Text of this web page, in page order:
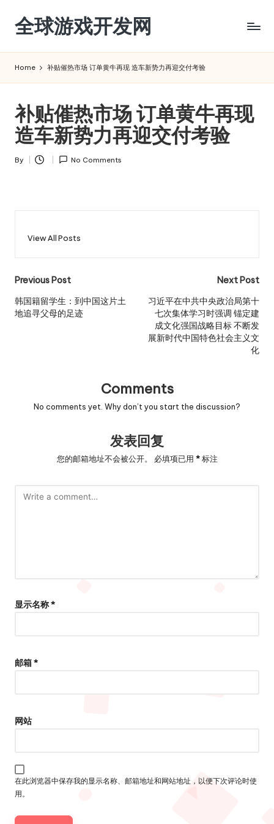
Skip
content
全球游戏开发网
Home 补贴催热市场 订单黄牛再现 造车新势力再迎交付考验
补贴催热市场 订单黄牛再现
造车新势力再迎交付考验
Posted
By No Comments
View All Posts
Post
navigation
Previous Post
韩国籍留学生：到中国这片土
地追寻父母的足迹
Next Post
习近平在中共中央政治局第十
七次集体学习时强调 锚定建
成文化强国战略目标 不断发
展新时代中国特色社会主义文
化
Comments
No comments yet. Why don’t you start the discussion?
发表回复
您的邮箱地址不会被公开。 必填项已用 *标注
显示名称*
邮箱*
网站
在此浏览器中保存我的显示名称、邮箱地址和网站地址，以便下次评论时使
用。